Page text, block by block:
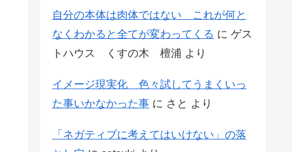
自分の本体は肉体ではない これが何と
なくわかると全てが変わってくる に ゲス
トハウス くすの木 檀浦 より
イメージ現実化 色々試してうまくいっ
た事いかなかった事 に さと より
「ネガティブに考えてはいけない」の落